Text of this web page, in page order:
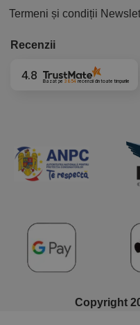
Termeni și condiții
Recenzii
4.8 Bazat pe 3854 recenziidin toate timpurile
Copyright